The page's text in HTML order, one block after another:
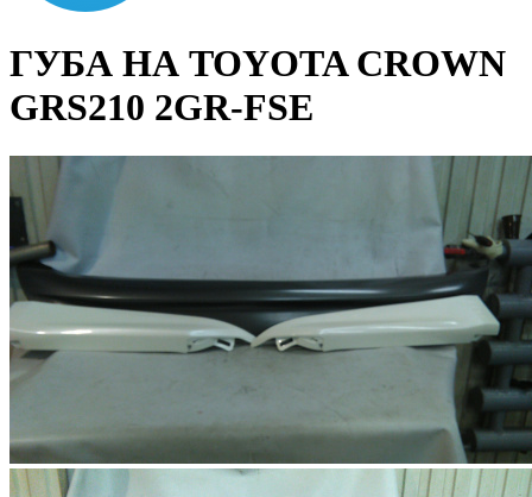
ГУБА НА TOYOTA CROWN
GRS210 2GR-FSE